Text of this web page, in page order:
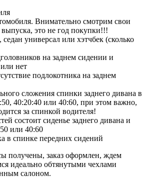
Внимательно смотрим свои
это не год покупки!!!
седан универсал или хэтчбек (сколько
на заднем сидении и
нет
подлокотника на заднем
сложения спинки заднего дивана в
40:20:40 или 40:60, при этом важно,
за спинкой водителя!
состоит сиденье заднего дивана и
или 40:60
в спинке передних сидений
получены, заказ оформлен, ждем
идеально обтянутыми чехлами
салоном.